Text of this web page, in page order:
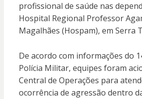
profissional de saúde nas
Hospital Regional Professor
Magalhães (Hospam), em Serra
De acordo com informações do
Polícia Militar, equipes foram
Central de Operações para
ocorrência de agressão dentro